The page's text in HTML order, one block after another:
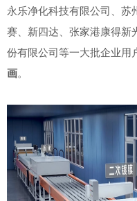
永乐净化科技有限公司、苏
赛、新四达、张家港康得新
份有限公司等一大批企业用
画。